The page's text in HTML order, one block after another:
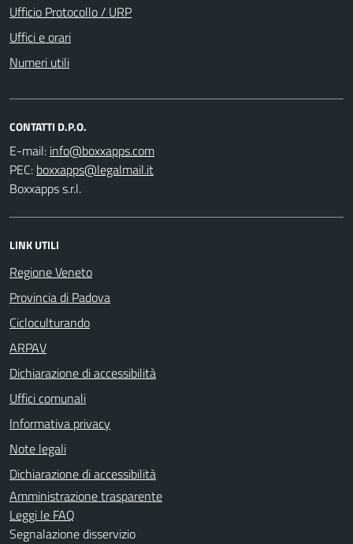
Ufficio Protocollo / URP
Uffici e orari
Numeri utili
CONTATTI D.P.O.
E-mail:
PEC:
Boxxapps s.r.l.
LINK UTILI
Regione Veneto
Provincia di Padova
Cicloculturando
ARPAV
Dichiarazione di accessibilità
Uffici comunali
Informativa privacy
Note legali
Dichiarazione di accessibilità
Amministrazione trasparente
Leggi le FAQ
Segnalazione disservizio